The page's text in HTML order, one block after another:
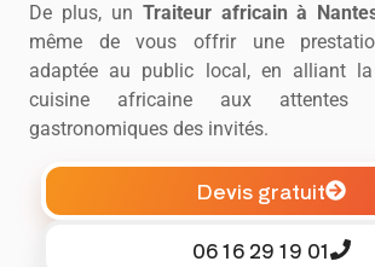
De plus, un Traiteur africain à
même de vous offrir une
adaptée au public local, en alliant
cuisine africaine aux attentes
gastronomiques des invités.
Devis gratuit
06 16 29 19 01